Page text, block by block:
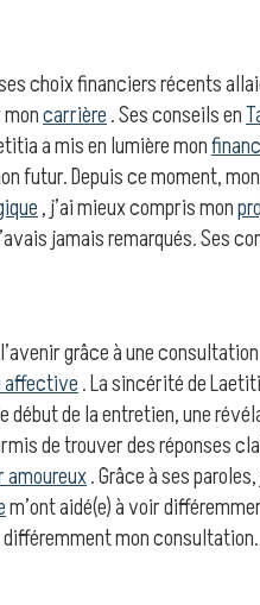
choix financiers récents
carrière. Ses conseils en
a mis en lumière mon
futur. Depuis ce moment,
, j’ai mieux compris mon
jamais remarqués. Ses
grâce à une
affective. La sincérité de
début de la entretien, une
de trouver des réponses
amoureux. Grâce à ses
m’ont aidé(e) à voir
différemment mon